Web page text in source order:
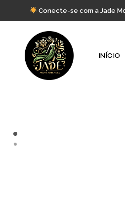
Conecte-se com a Jade
INÍCIO